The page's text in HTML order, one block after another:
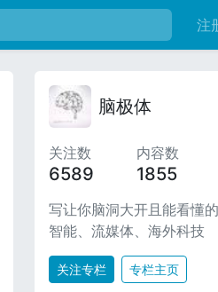
注
脑极体
关注数
6589
内容数
1855
写让你脑洞大开且能看懂
智能、流媒体、海外科技
关注专栏 专栏主页